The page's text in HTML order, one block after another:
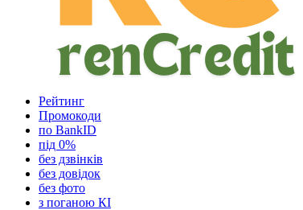
Рейтинг
Промокоди
по BankID
під 0%
без дзвінків
без довідок
без фото
з поганою КІ